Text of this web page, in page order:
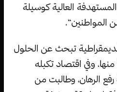
العالية كوسيلة
المواطنين“.
تبحث عن الحلول
وفي اقتصاد تكبله
الرهان، وطالبت من